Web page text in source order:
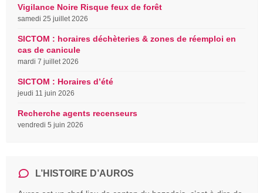
Vigilance Noire Risque feux de forêt
samedi 25 juillet 2026
SICTOM : horaires déchèteries & zones de réemploi en
cas de canicule
mardi 7 juillet 2026
SICTOM : Horaires d’été
jeudi 11 juin 2026
Recherche agents recenseurs
vendredi 5 juin 2026
L’HISTOIRE D’AUROS